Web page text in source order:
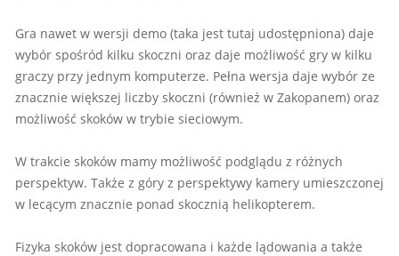
Gra nawet w wersji demo (taka jest tutaj udostępniona) daje
wybór spośród kilku skoczni oraz daje możliwość gry w kilku
graczy przy jednym komputerze. Pełna wersja daje wybór ze
znacznie większej liczby skoczni (również w Zakopanem) oraz
możliwość skoków w trybie sieciowym.
W trakcie skoków mamy możliwość podglądu z różnych
perspektyw. Także z góry z perspektywy kamery umieszczonej
w lecącym znacznie ponad skocznią helikopterem.
Fizyka skoków jest dopracowana i każde lądowania a także